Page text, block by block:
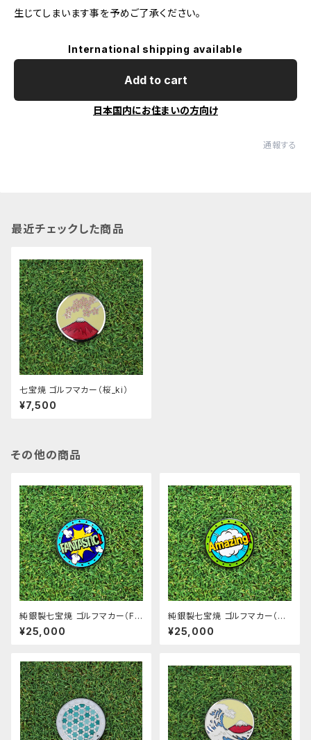
生じてしまいます事を予めご了承ください。
International shipping available
Add to cart
日本国内にお住まいの方向け
通報する
最近チェックした商品
七宝焼 ゴルフマカー（桜_ki）
¥7,500
その他の商品
純銀製七宝焼 ゴルフマカー（FA
NTASTIC!_ao）
¥25,000
純銀製七宝焼 ゴルフマカー（A
mazing!_midori）
¥25,000